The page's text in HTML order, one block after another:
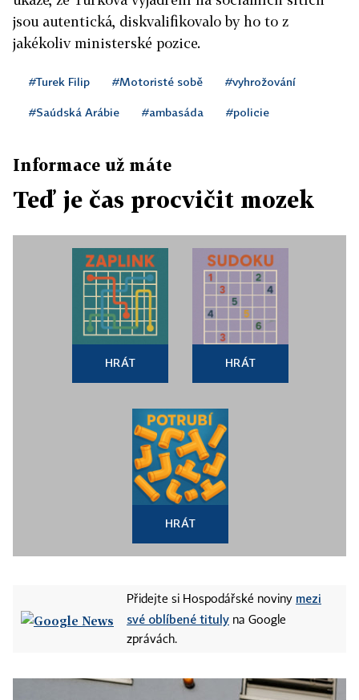
jsou autentická, diskvalifikovalo by ho to z
jakékoliv ministerské pozice.
#Turek Filip #Motoristé sobě #vyhrožování
#Saúdská Arábie #ambasáda #policie
Informace už máte
Teď je čas procvičit mozek
HRÁT HRÁT
HRÁT
Přidejte si Hospodářské noviny mezi
své oblíbené tituly na Google
zprávách.